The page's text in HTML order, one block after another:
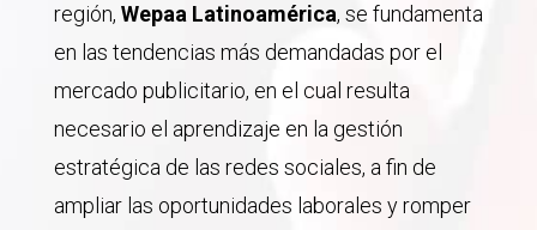
región, Wepaa Latinoamérica, se fundamenta
en las tendencias más demandadas por el
mercado publicitario, en el cual resulta
necesario el aprendizaje en la gestión
estratégica de las redes sociales, a fin de
ampliar las oportunidades laborales y romper